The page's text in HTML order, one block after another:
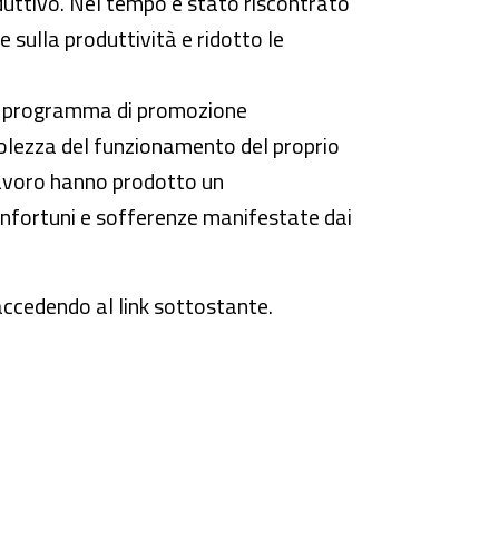
sulla produttività e ridotto le
di promozione
del funzionamento del proprio
hanno prodotto un
e sofferenze manifestate dai
al link sottostante.